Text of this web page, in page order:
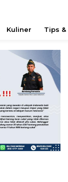
Kuliner Tips &